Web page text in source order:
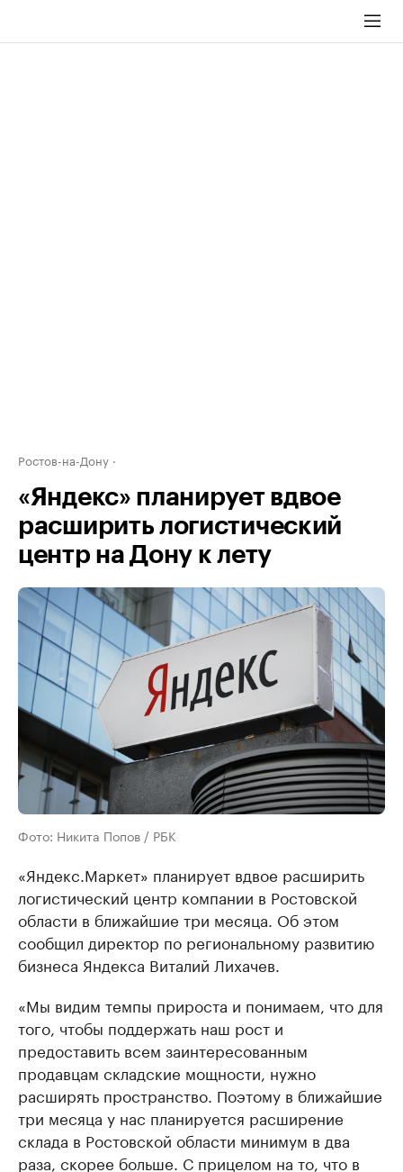
Ростов-на-Дону
«Яндекс» планирует вдвое
расширить логистический
центр на Дону к лету
Фото: Никита Попов / РБК
«Яндекс.Маркет» планирует вдвое расширить
логистический центр компании в Ростовской
области в ближайшие три месяца. Об этом
сообщил директор по региональному развитию
бизнеса Яндекса Виталий Лихачев.
«Мы видим темпы прироста и понимаем, что для
того, чтобы поддержать наш рост и
предоставить всем заинтересованным
продавцам складские мощности, нужно
расширять пространство. Поэтому в ближайшие
три месяца у нас планируется расширение
склада в Ростовской области минимум в два
раза, скорее больше. С прицелом на то, что в